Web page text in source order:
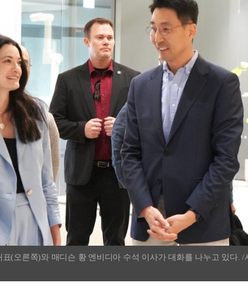
(오른쪽)와 매디슨 황 엔비디아 수석 이사가 대화를 나누고 있다. /